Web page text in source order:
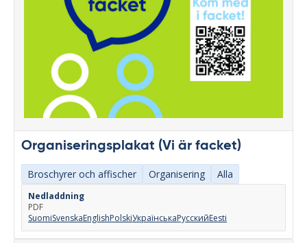
Organiseringsplakat (Vi är facket)
Broschyrer och affischer Organisering Alla
Nedladdning
PDF
SuomiSvenskaEnglishPolskiУкраїнськаРусскийEesti